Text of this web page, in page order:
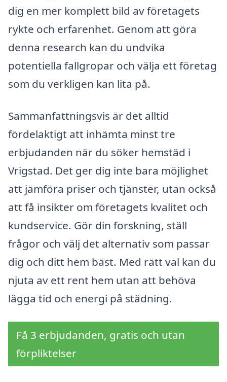
dig en mer komplett bild av företagets
rykte och erfarenhet. Genom att göra
denna research kan du undvika
potentiella fallgropar och välja ett företag
som du verkligen kan lita på.
Sammanfattningsvis är det alltid
fördelaktigt att inhämta minst tre
erbjudanden när du söker hemstäd i
Vrigstad. Det ger dig inte bara möjlighet
att jämföra priser och tjänster, utan också
att få insikter om företagets kvalitet och
kundservice. Gör din forskning, ställ
frågor och välj det alternativ som passar
dig och ditt hem bäst. Med rätt val kan du
njuta av ett rent hem utan att behöva
lägga tid och energi på städning.
Få 3 erbjudanden, gratis och utan
förpliktelser